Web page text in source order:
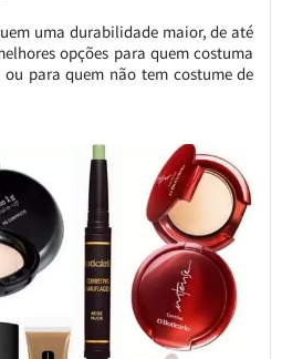
uma durabilidade maior, de até
opções para quem costuma
para quem não tem costume de